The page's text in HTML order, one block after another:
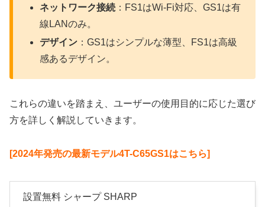
ネットワーク接続 ：FS1はWi-Fi対応、GS1は有
線LANのみ。
デザイン ：GS1はシンプルな薄型、FS1は高級
感あるデザイン。
これらの違いを踏まえ、ユーザーの使用目的に応じた選び
方を詳しく解説していきます。
[2024年発売の最新モデル4T-C65GS1はこちら]
設置無料 シャープ SHARP